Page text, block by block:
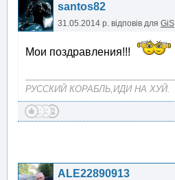
santos82
31.05.2014 р. відповів для GiS
Мои поздравления!!!
РУССКИЙ КОРАБЛЬ,ИДИ НА ХУЙ.
ALE22890913